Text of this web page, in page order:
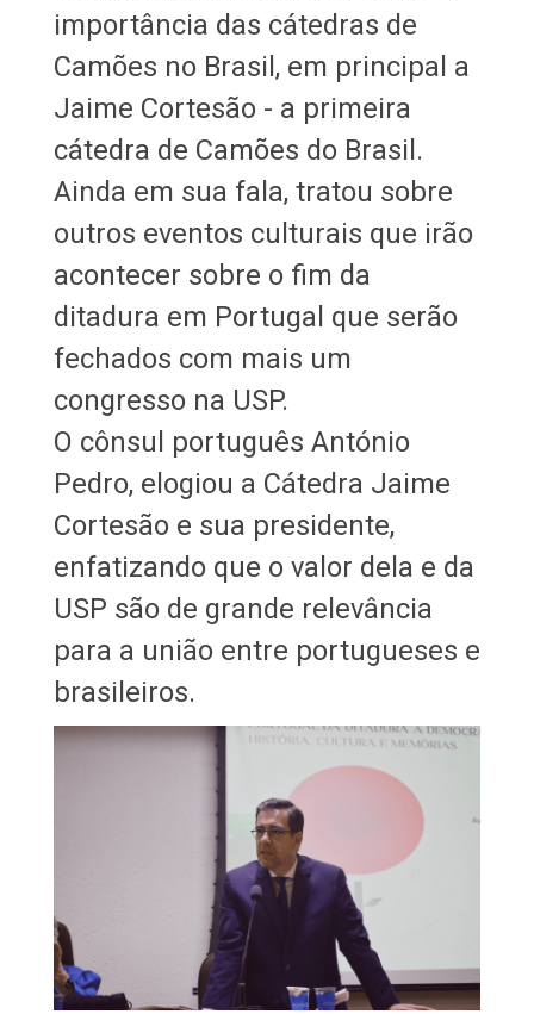
importância das cátedras de
Camões no Brasil, em principal a
Jaime Cortesão - a primeira
cátedra de Camões do Brasil.
Ainda em sua fala, tratou sobre
outros eventos culturais que irão
acontecer sobre o fim da
ditadura em Portugal que serão
fechados com mais um
congresso na USP.
O cônsul português António
Pedro, elogiou a Cátedra Jaime
Cortesão e sua presidente,
enfatizando que o valor dela e da
USP são de grande relevância
para a união entre portugueses e
brasileiros.